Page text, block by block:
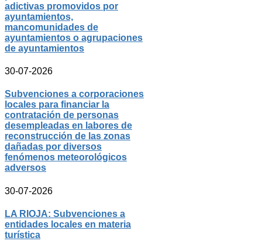
adictivas promovidos por
ayuntamientos,
mancomunidades de
ayuntamientos o agrupaciones
de ayuntamientos
30-07-2026
Subvenciones a corporaciones
locales para financiar la
contratación de personas
desempleadas en labores de
reconstrucción de las zonas
dañadas por diversos
fenómenos meteorológicos
adversos
30-07-2026
LA RIOJA: Subvenciones a
entidades locales en materia
turística